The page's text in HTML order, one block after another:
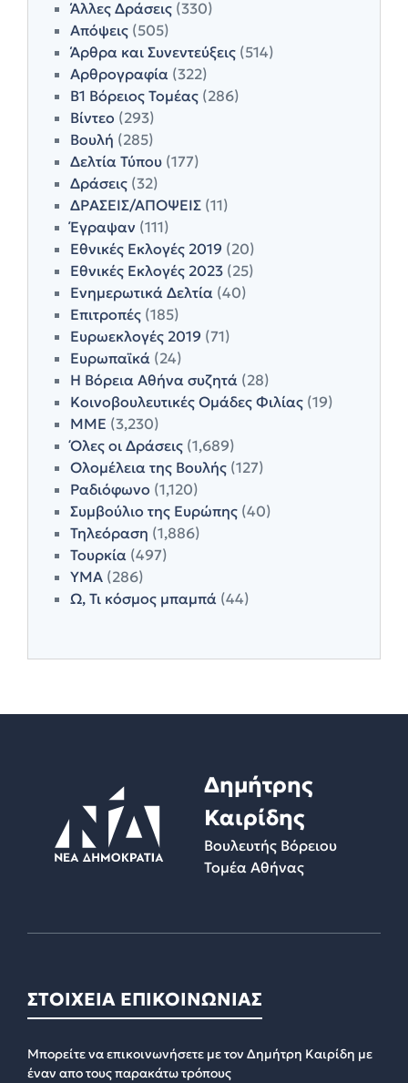
Άλλες Δράσεις (330)
Απόψεις (505)
Άρθρα και Συνεντεύξεις (514)
Αρθρογραφία (322)
Β1 Βόρειος Τομέας (286)
Βίντεο (293)
Βουλή (285)
Δελτία Τύπου (177)
Δράσεις (32)
ΔΡΑΣΕΙΣ/ΑΠΟΨΕΙΣ (11)
Έγραψαν (111)
Εθνικές Εκλογές 2019 (20)
Εθνικές Εκλογές 2023 (25)
Ενημερωτικά Δελτία (40)
Επιτροπές (185)
Ευρωεκλογές 2019 (71)
Ευρωπαϊκά (24)
Η Βόρεια Αθήνα συζητά (28)
Κοινοβουλευτικές Ομάδες Φιλίας (19)
ΜΜΕ (3,230)
Όλες οι Δράσεις (1,689)
Ολομέλεια της Βουλής (127)
Ραδιόφωνο (1,120)
Συμβούλιο της Ευρώπης (40)
Τηλεόραση (1,886)
Τουρκία (497)
ΥΜΑ (286)
Ω, Τι κόσμος μπαμπά (44)
Δημήτρης
Καιρίδης
Βουλευτής Βόρειου
Τομέα Αθήνας
ΣΤΟΙΧΕΙΑ ΕΠΙΚΟΙΝΩΝΙΑΣ
Μπορείτε να επικοινωνήσετε με τον Δημήτρη Καιρίδη με
έναν απο τους παρακάτω τρόπους